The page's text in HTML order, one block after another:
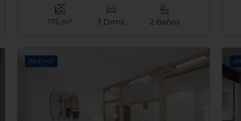
176 m² 3 Drms. 2 Baños
¡NUEVO!